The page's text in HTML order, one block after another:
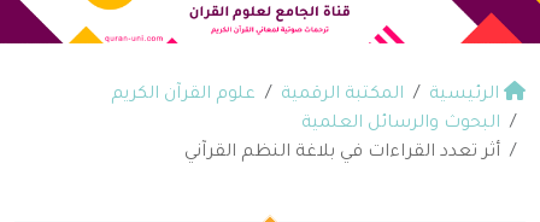
الرئيسية المكتبة الرقمية
علوم القرآن الكريم
البحوث والرسائل العلمية
أثر تعدد القراءات في بلاغة النظم القرآني